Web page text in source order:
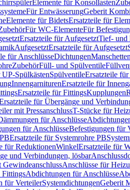
Elemente für Konsollasten
Für EntwässerungGeberit
Elemente für BidetsErsatzteile für
Für WC-ElementeFür
Ersatzteile für AufgesetztTief- und
AufgesetztErsatzteile für Aufgesetzt
für AnschlüsseDichtungenManschetten
ZubehörFüll- und Spülventile
SpülkästenSpülventileErsatzteile
InnengarniturenErsatzteile für
Ersatzteile für FittingsKupplungen
für Übergänge und
mit PressanschlussT-Stücke für
für Anschlüsse
für AnschlüsseBefestigungen für
Ersatzteile für Systemrohre PB
für ReduktionenWinkelErsatzteile für
und Verbindungen, lösbar
GewindeanschlussAnschlüsse für
FittingsAbdichtungen für Anschlüsse
für VerteilerSystemdichtungenGeberit